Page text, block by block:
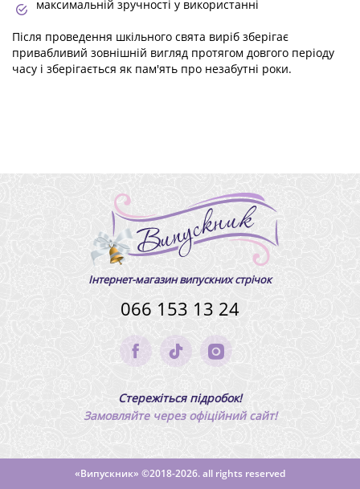
максимальній зручності у використанні
Після проведення шкільного свята виріб зберігає
привабливий зовнішній вигляд протягом довгого періоду
часу і зберігається як пам'ять про незабутні роки.
Інтернет-магазин випускних стрічок
066 153 13 24
Стережіться підробок!
Замовляйте через офіційний сайт!
«Випускник» ©2018-2026. all rights reserved